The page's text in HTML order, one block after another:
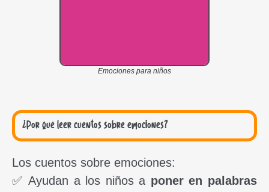
Emociones para niños
¿Por qué leer cuentos sobre emociones?
Los cuentos sobre emociones:
✅ Ayudan a los niños a poner en palabras